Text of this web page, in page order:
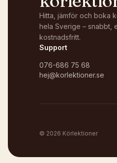
Hitta, jämför och boka
hela Sverige – snabbt,
kostnadsfritt.
Support
076-686 75 68
hej@korlektioner.se
© 2026 Körlektioner